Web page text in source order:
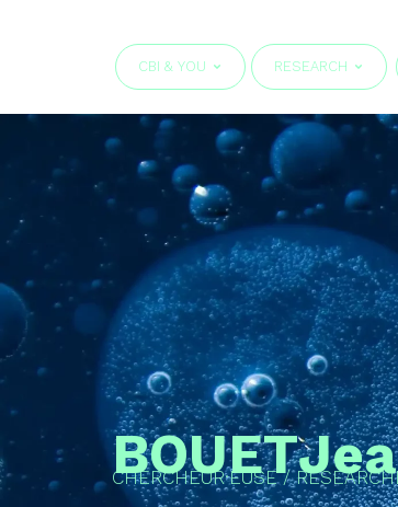
CBI & YOU RESEARCH
BOUET
CHERCHEUR·EUSE /